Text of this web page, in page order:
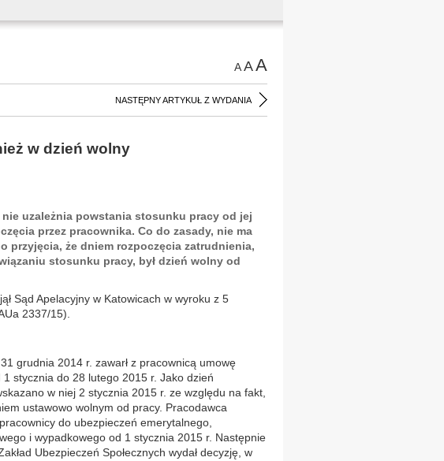
AAA
NASTĘPNY ARTYKUŁ Z WYDANIA
w dzień wolny
nie uzależnia powstania stosunku pracy od jej
przez pracownika. Co do zasady, nie ma
przyjęcia, że dniem rozpoczęcia zatrudnienia,
stosunku pracy, był dzień wolny od
Sąd Apelacyjny w Katowicach w wyroku z 5
2337/15).
grudnia 2014 r. zawarł z pracownicą umowę
stycznia do 28 lutego 2015 r. Jako dzień
w niej 2 stycznia 2015 r. ze względu na fakt,
ustawowo wolnym od pracy. Pracodawca
do ubezpieczeń emerytalnego,
i wypadkowego od 1 stycznia 2015 r. Następnie
Ubezpieczeń Społecznych wydał decyzję, w